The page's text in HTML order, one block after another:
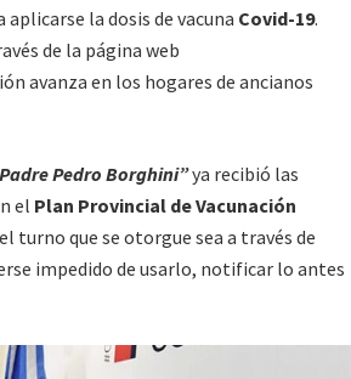
la dosis de vacuna Covid-19.
de la página web
avanza en los hogares de ancianos
Pedro Borghini”ya recibió las
el Plan Provincial de Vacunación
turno que se otorgue sea a través de
impedido de usarlo, notificar lo antes